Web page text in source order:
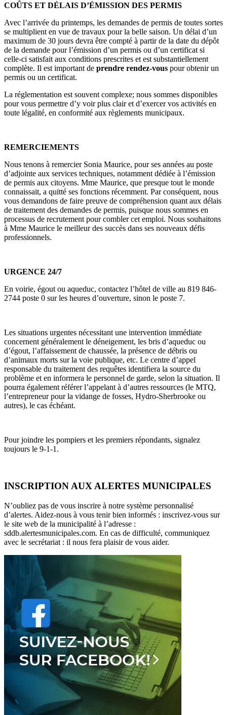
COÛTS ET DÉLAIS D’ÉMISSION DES PERMIS
Avec l’arrivée du printemps, les demandes de permis de toutes sortes
se multiplient en vue de travaux pour la belle saison. Un délai d’un
maximum de 30 jours devra être compté à partir de la date du dépôt
de la demande pour l’émission d’un permis ou d’un certificat si
celle-ci satisfait aux conditions prescrites et est substantiellement
complète. Il est important de prendre rendez-vous pour obtenir un
permis ou un certificat.
La réglementation est souvent complexe; nous sommes disponibles
pour vous permettre d’y voir plus clair et d’exercer vos activités en
toute légalité, en conformité aux règlements municipaux.
REMERCIEMENTS
Nous tenons à remercier Sonia Maurice, pour ses années au poste
d’adjointe aux services techniques, notamment dédiée à l’émission
de permis aux citoyens. Mme Maurice, que presque tout le monde
connaissait, a quitté ses fonctions récemment. Par conséquent, nous
vous demandons de faire preuve de compréhension quant aux délais
de traitement des demandes de permis, puisque nous sommes en
processus de recrutement pour combler cet emploi. Nous souhaitons
à Mme Maurice le meilleur des succès dans ses nouveaux défis
professionnels.
URGENCE 24/7
En voirie, égout ou aqueduc, contactez l’hôtel de ville au 819 846-
2744 poste 0 sur les heures d’ouverture, sinon le poste 7.
Les situations urgentes nécessitant une intervention immédiate
concernent généralement le déneigement, les bris d’aqueduc ou
d’égout, l’affaissement de chaussée, la présence de débris ou
d’animaux morts sur la voie publique, etc. Le centre d’appel
responsable du traitement des requêtes identifiera la source du
problème et en informera le personnel de garde, selon la situation. Il
pourra également référer l’appelant à d’autres ressources (le MTQ,
l’entrepreneur pour la vidange de fosses, Hydro-Sherbrooke ou
autres), le cas échéant.
Pour joindre les pompiers et les premiers répondants, signalez
toujours le 9-1-1.
INSCRIPTION AUX ALERTES MUNICIPALES
N’oubliez pas de vous inscrire à notre système personnalisé
d’alertes. Aidez-nous à vous tenir bien informés : inscrivez-vous sur
le site web de la municipalité à l’adresse :
sddb.alertesmunicipales.com. En cas de difficulté, communiquez
avec le secrétariat : il nous fera plaisir de vous aider.